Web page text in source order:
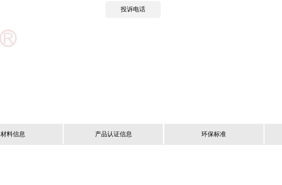
投诉电话
材料信息 产品认证信息 环保标准